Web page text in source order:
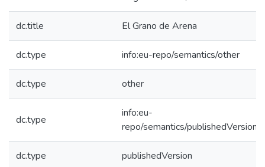
dc.title El Grano de Arena
dc.type info:eu-repo/semantics/other
dc.type other
dc.type
info:eu-
repo/semantics/publishedVersion
dc.type publishedVersion